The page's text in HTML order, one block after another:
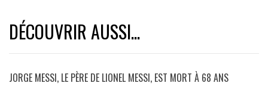
DÉCOUVRIR AUSSI...
JORGE MESSI, LE PÈRE DE LIONEL MESSI, EST MORT À 68 ANS